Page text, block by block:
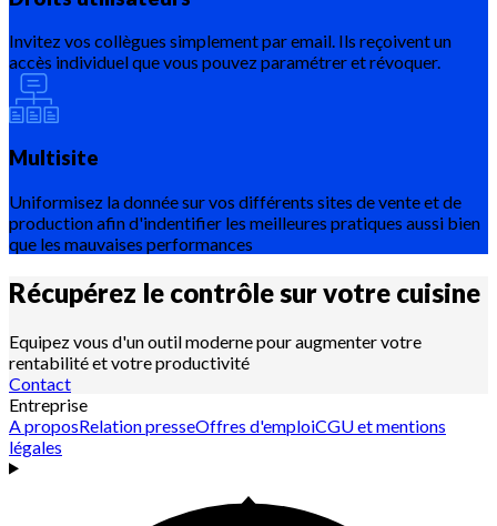
Invitez vos collègues simplement par email. Ils reçoivent un
accès individuel que vous pouvez paramétrer et révoquer.
Multisite
Uniformisez la donnée sur vos différents sites de vente et de
production afin d'indentifier les meilleures pratiques aussi bien
que les mauvaises performances
Récupérez le contrôle sur votre cuisine
Equipez vous d'un outil moderne pour augmenter votre
rentabilité et votre productivité
Contact
Entreprise
A proposRelation presseOffres d'emploiCGU et mentions
légales